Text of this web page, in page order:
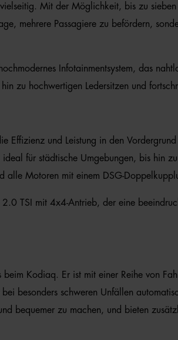
Mit der Möglichkeit, bis zu
mehrere Passagiere zu befördern,
Infotainmentsystem, das
zu hochwertigen Ledersitzen und
und Leistung in den
für städtische Umgebungen, bis hin
alle Motoren mit einem DSG-
TSI mit 4x4-Antrieb, der eine
Kodiaq. Er ist mit einer Reihe von
besonders schweren Unfällen
bequemer zu machen, und bieten